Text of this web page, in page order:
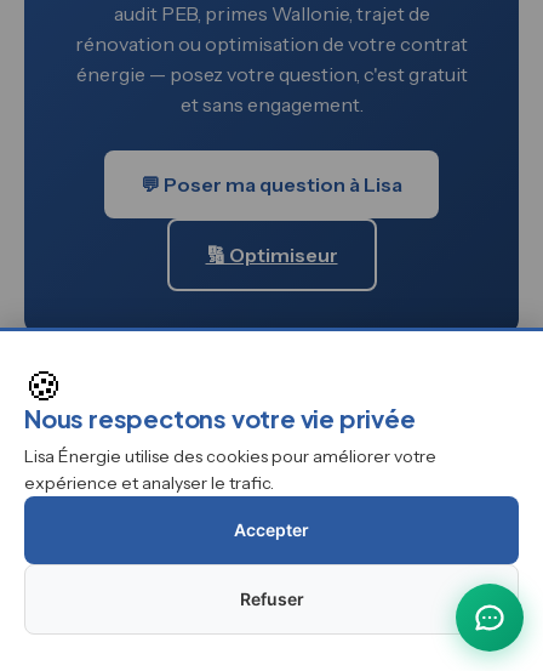
audit PEB, primes Wallonie, trajet de
rénovation ou optimisation de votre contrat
énergie — posez votre question, c'est gratuit
et sans engagement.
💬 Poser ma question à Lisa
🔢 Optimiseur
💡 CONSEIL LISA ÉNERGIE — PARTENAIRE
🔋 Zendure SolarFlow
800 — Livraison gratuite
en Belgique
Maximisez votre
autoconsommation avec une
batterie solaire plug & play. Le
🍪
Nous respectons votre vie privée
Lisa Énergie utilise des cookies pour améliorer votre
expérience et analyser le trafic.
Accepter
Refuser